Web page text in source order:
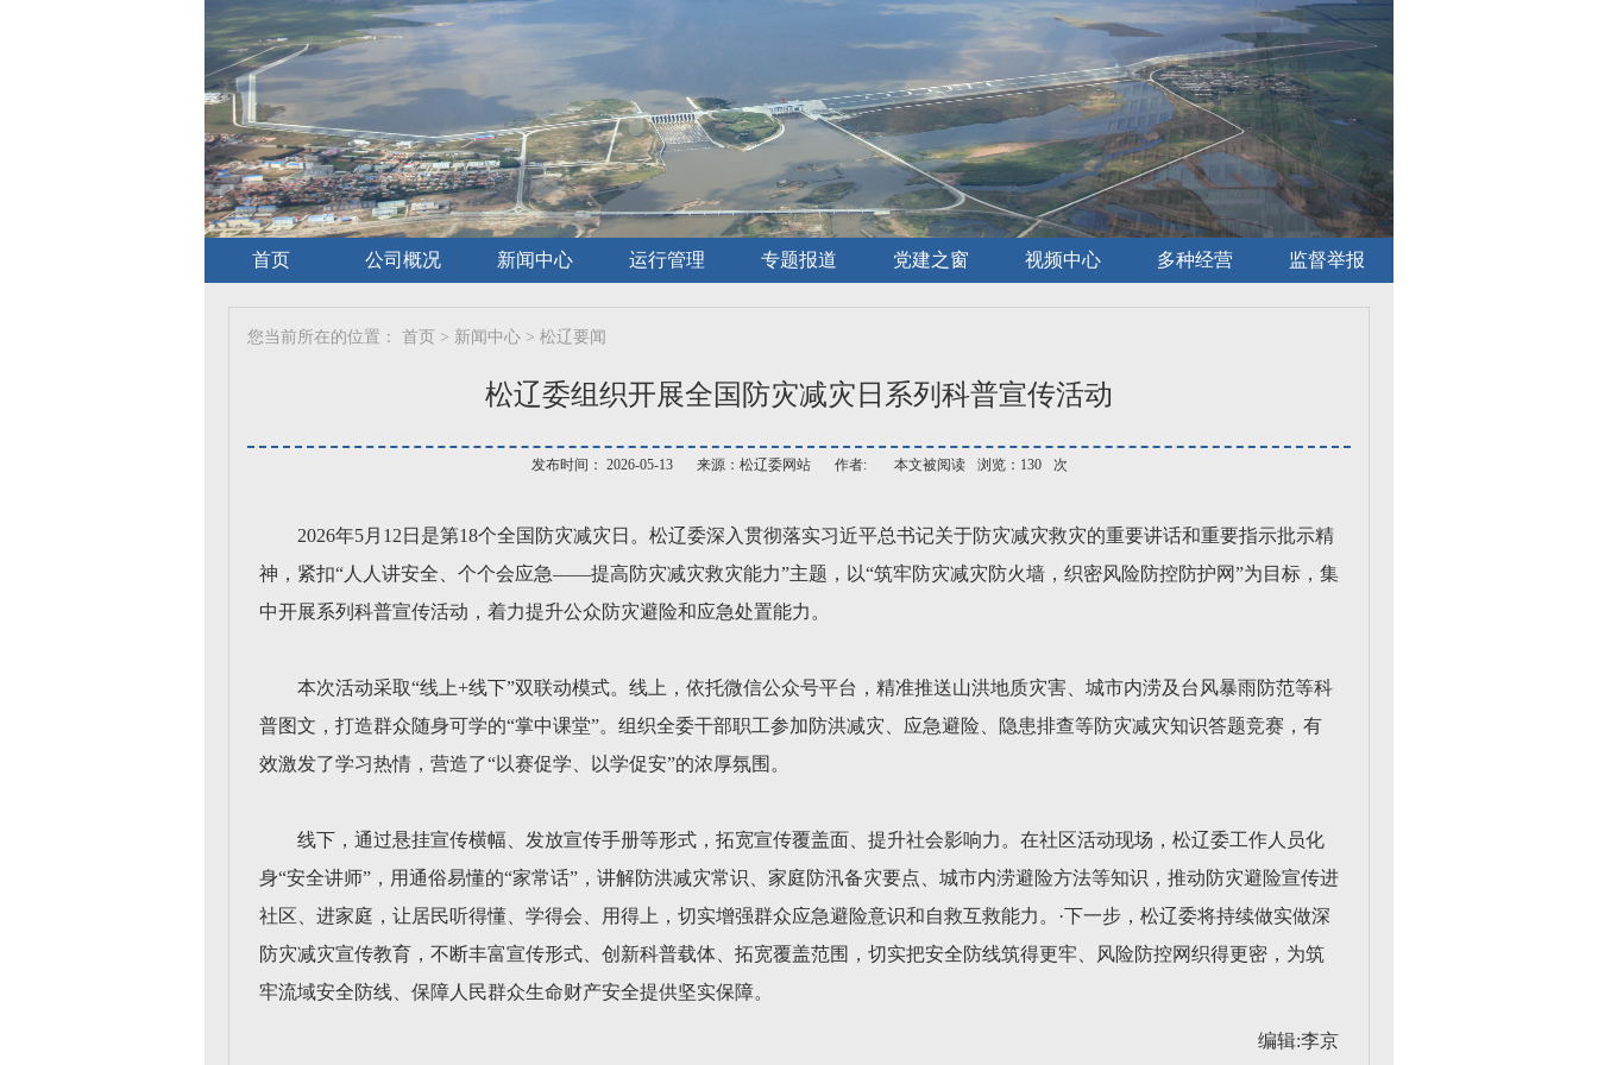
首页 公司概况 新闻中心 运行管理 专题报道 党建之窗 视频中心 多种经营 监督举报
您当前所在的位置： 首页 > 新闻中心 > 松辽要闻
松辽委组织开展全国防灾减灾日系列科普宣传活动
发布时间： 2026-05-13 来源：松辽委网站 作者: 本文被阅读 浏览：130 次
2026年5月12日是第18个全国防灾减灾日。松辽委深入贯彻落实习近平总书记关于防灾减灾救灾的重要讲话和重要指示批示精
神，紧扣“人人讲安全、个个会应急——提高防灾减灾救灾能力”主题，以“筑牢防灾减灾防火墙，织密风险防控防护网”为目标，集
中开展系列科普宣传活动，着力提升公众防灾避险和应急处置能力。
本次活动采取“线上+线下”双联动模式。线上，依托微信公众号平台，精准推送山洪地质灾害、城市内涝及台风暴雨防范等科
普图文，打造群众随身可学的“掌中课堂”。组织全委干部职工参加防洪减灾、应急避险、隐患排查等防灾减灾知识答题竞赛，有
效激发了学习热情，营造了“以赛促学、以学促安”的浓厚氛围。
线下，通过悬挂宣传横幅、发放宣传手册等形式，拓宽宣传覆盖面、提升社会影响力。在社区活动现场，松辽委工作人员化
身“安全讲师”，用通俗易懂的“家常话”，讲解防洪减灾常识、家庭防汛备灾要点、城市内涝避险方法等知识，推动防灾避险宣传进
社区、进家庭，让居民听得懂、学得会、用得上，切实增强群众应急避险意识和自救互救能力。·下一步，松辽委将持续做实做深
防灾减灾宣传教育，不断丰富宣传形式、创新科普载体、拓宽覆盖范围，切实把安全防线筑得更牢、风险防控网织得更密，为筑
牢流域安全防线、保障人民群众生命财产安全提供坚实保障。
编辑:李京